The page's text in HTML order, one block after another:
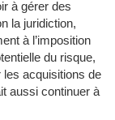
à gérer des
la juridiction,
à l’imposition
du risque,
les acquisitions de
aussi continuer à